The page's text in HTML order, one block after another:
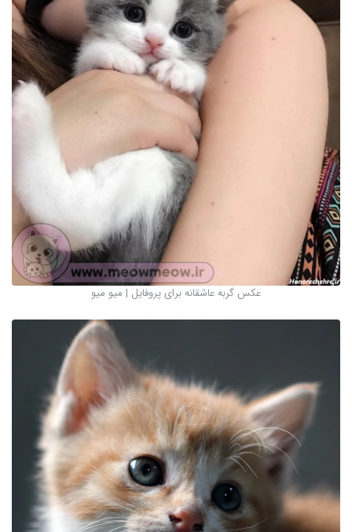
عکس گربه عاشقانه برای پروفایل | میو میو